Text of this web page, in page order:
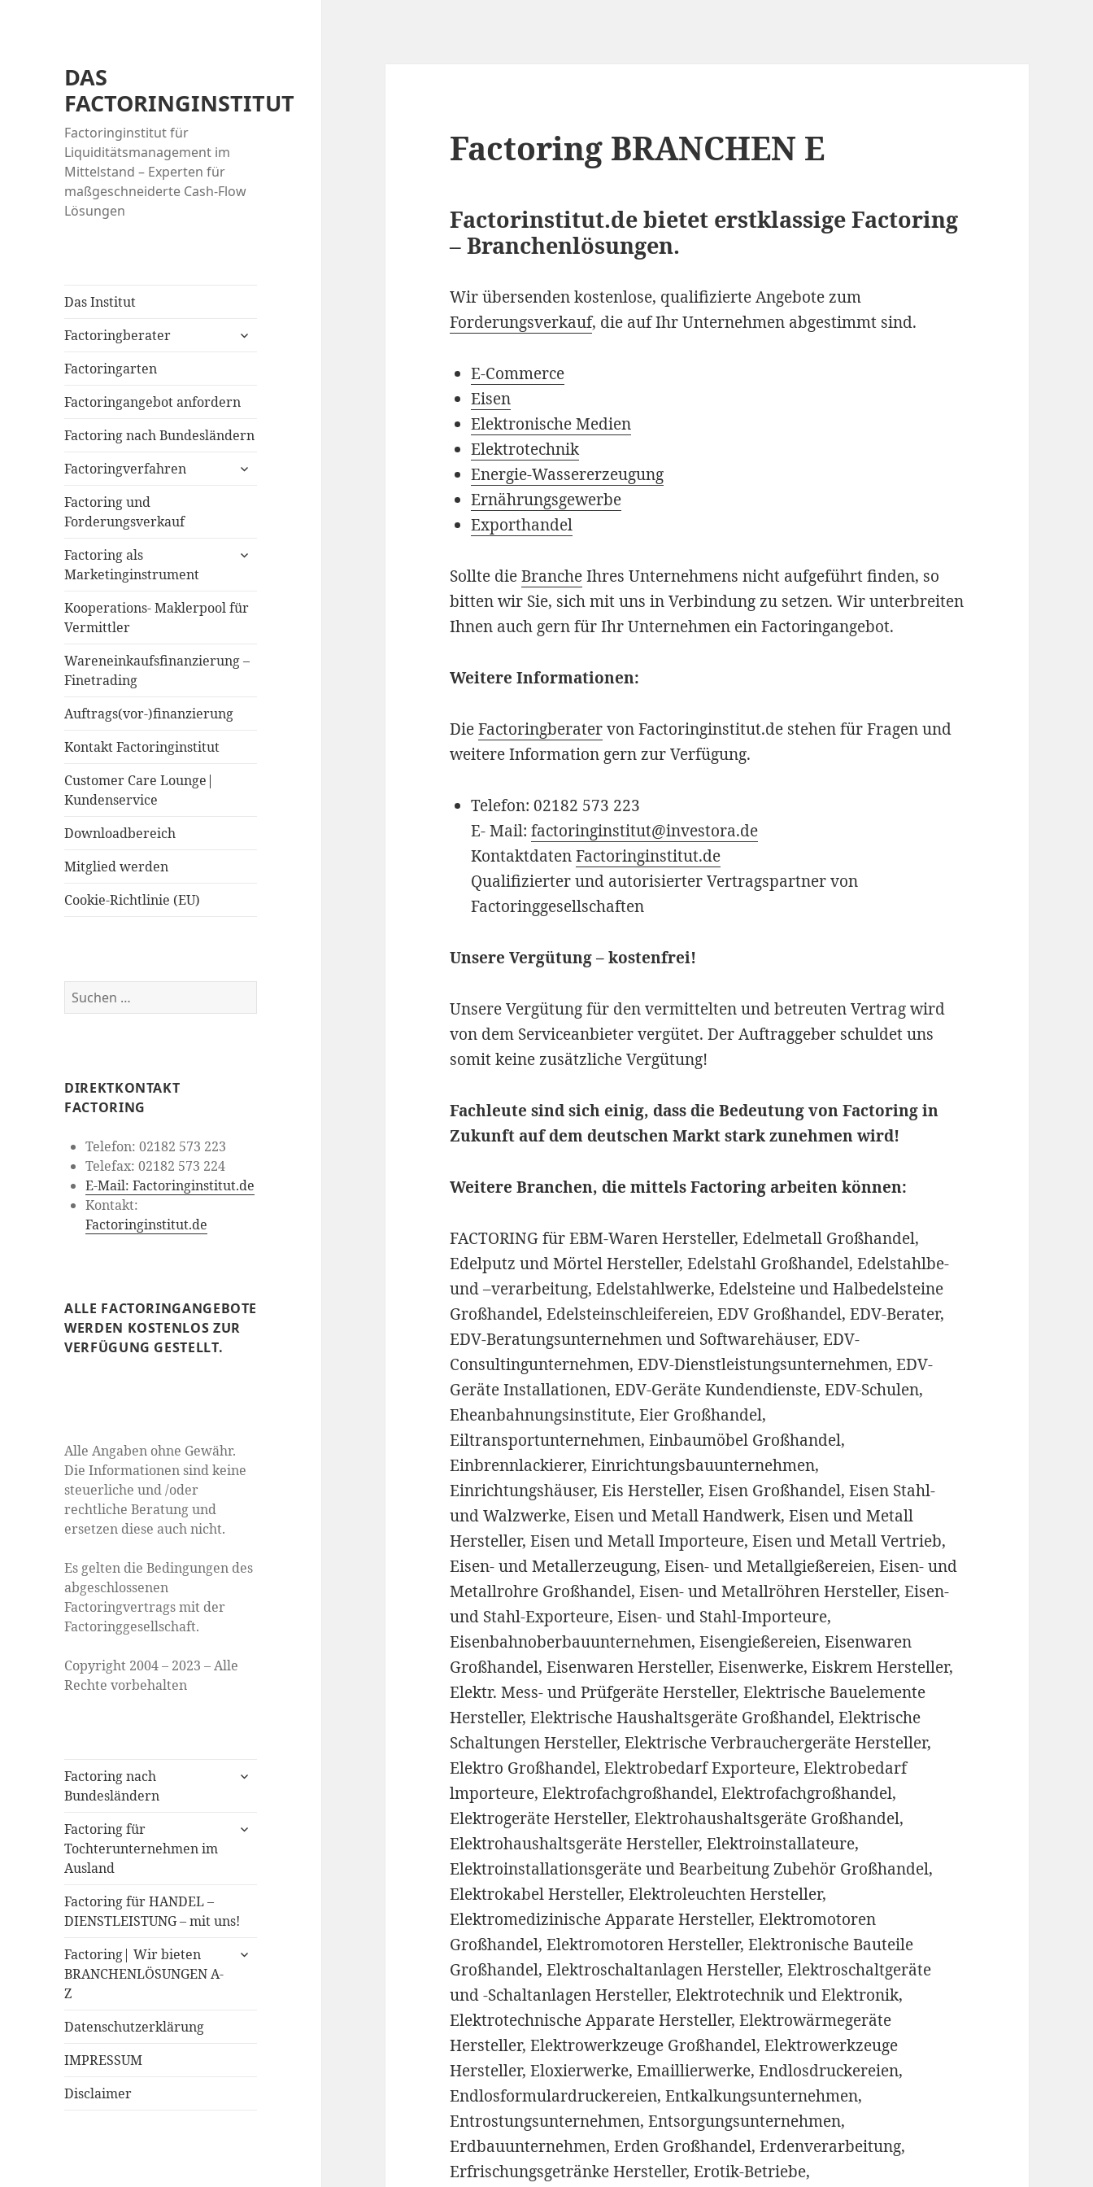
DAS
FACTORINGINSTITUT
Factoringinstitut für
Liquiditätsmanagement im
Mittelstand – Experten für
maßgeschneiderte Cash-Flow
Lösungen
Das Institut
Factoringberater
expand
Factoringarten
Factoringangebot anfordern
Factoring nach Bundesländern
Factoringverfahren
expand
Factoring und
Forderungsverkauf
Factoring als
Marketinginstrument
expand
Kooperations- Maklerpool für
Vermittler
Wareneinkaufsfinanzierung –
Finetrading
Auftrags(vor-)finanzierung
Kontakt Factoringinstitut
Customer Care Lounge|
Kundenservice
Downloadbereich
Mitglied werden
Cookie-Richtlinie (EU)
Suchen
nach:
DIREKTKONTAKT
FACTORING
Telefon: 02182 573 223
Telefax: 02182 573 224
E-Mail: Factoringinstitut.de
Kontakt:
Factoringinstitut.de
ALLE FACTORINGANGEBOTE
WERDEN KOSTENLOS ZUR
VERFÜGUNG GESTELLT.
Alle Angaben ohne Gewähr.
Die Informationen sind keine
steuerliche und /oder
rechtliche Beratung und
ersetzen diese auch nicht.
Es gelten die Bedingungen des
abgeschlossenen
Factoringvertrags mit der
Factoringgesellschaft.
Copyright 2004 – 2023 – Alle
Rechte vorbehalten
Factoring nach
Bundesländern
expand
Factoring für
Tochterunternehmen im
Ausland
expand
Factoring für HANDEL –
DIENSTLEISTUNG – mit uns!
Factoring| Wir bieten
BRANCHENLÖSUNGEN A-
Z
expand
Datenschutzerklärung
IMPRESSUM
Disclaimer
Factoring BRANCHEN E
Factorinstitut.de bietet erstklassige Factoring
– Branchenlösungen.
Wir übersenden kostenlose, qualifizierte Angebote zum
Forderungsverkauf, die auf Ihr Unternehmen abgestimmt sind.
E-Commerce
Eisen
Elektronische Medien
Elektrotechnik
Energie-Wassererzeugung
Ernährungsgewerbe
Exporthandel
Sollte dieBrancheIhres Unternehmens nicht aufgeführt finden, so
bitten wir Sie, sich mit uns in Verbindung zu setzen. Wir unterbreiten
Ihnen auch gern für Ihr Unternehmen ein Factoringangebot.
Weitere Informationen:
DieFactoringberatervon Factoringinstitut.de stehen für Fragen und
weitere Information gern zur Verfügung.
Telefon: 02182 573 223
E- Mail: factoringinstitut@investora.de
KontaktdatenFactoringinstitut.de
Qualifizierter und autorisierter Vertragspartner von
Factoringgesellschaften
Unsere Vergütung – kostenfrei!
Unsere Vergütung für den vermittelten und betreuten Vertrag wird
von dem Serviceanbieter vergütet. Der Auftraggeber schuldet uns
somit keine zusätzliche Vergütung!
Fachleute sind sich einig, dass die Bedeutung von Factoring in
Zukunft auf dem deutschen Markt stark zunehmen wird!
Weitere Branchen, die mittels Factoring arbeiten können:
FACTORING für EBM-Waren Hersteller, Edelmetall Großhandel,
Edelputz und Mörtel Hersteller, Edelstahl Großhandel, Edelstahlbe-
und –verarbeitung, Edelstahlwerke, Edelsteine und Halbedelsteine
Großhandel, Edelsteinschleifereien, EDV Großhandel, EDV-Berater,
EDV-Beratungsunternehmen und Softwarehäuser, EDV-
Consultingunternehmen, EDV-Dienstleistungsunternehmen, EDV-
Geräte Installationen, EDV-Geräte Kundendienste, EDV-Schulen,
Eheanbahnungsinstitute, Eier Großhandel,
Eiltransportunternehmen, Einbaumöbel Großhandel,
Einbrennlackierer, Einrichtungsbau­unternehmen,
Einrichtungshäuser, Eis Hersteller, Eisen Großhandel, Eisen Stahl-
und Walzwerke, Eisen und Metall Handwerk, Eisen und Metall
Hersteller, Eisen und Metall Importeure, Eisen und Metall Vertrieb,
Eisen- und Metallerzeugung, Eisen- und Metallgießereien, Eisen- und
Metallrohre Großhandel, Eisen- und Metallröhren Hersteller, Eisen-
und Stahl-Exporteure, Eisen- und Stahl-Importeure,
Eisenbahnoberbauunternehmen, Eisengießereien, Eisenwaren
Großhandel, Eisenwaren Hersteller, Eisenwerke, Eiskrem Hersteller,
Elektr. Mess- und Prüfgeräte Hersteller, Elektrische Bauelemente
Hersteller, Elektrische Haushaltsgeräte Großhandel, Elektrische
Schaltungen Hersteller, Elektrische Verbrauchergeräte Hersteller,
Elektro Großhandel, Elektrobedarf Exporteure, Elektrobedarf
lmporteure, Elektrofachgroßhandel, Elektrofachgroßhandel,
Elektrogeräte Hersteller, Elektrohaushaltsgeräte Großhandel,
Elektrohaushaltsgeräte Hersteller, Elektroinstallateure,
Elektroinstallationsgeräte und Bearbeitung Zubehör Großhandel,
Elektrokabel Hersteller, Elektroleuchten Hersteller,
Elektromedizinische Apparate Hersteller, Elektromotoren
Großhandel, Elektromotoren Hersteller, Elektronische Bauteile
Großhandel, Elektroschaltanlagen Hersteller, Elektroschaltgeräte
und -Schalt­anlagen Hersteller, Elektrotechnik und Elektronik,
Elektrotechnische Apparate Hersteller, Elektrowärmegeräte
Hersteller, Elektrowerkzeuge Großhandel, Elektrowerkzeuge
Hersteller, Eloxierwerke, Emaillierwerke, Endlosdruckereien,
Endlosformulardruckereien, Entkalkungsunternehmen,
Entrostungsunternehmen, Entsorgungsunternehmen,
Erdbauunternehmen, Erden Großhandel, Erdenverarbeitung,
Erfrischungsgetränke Hersteller, Erotik-Betriebe,